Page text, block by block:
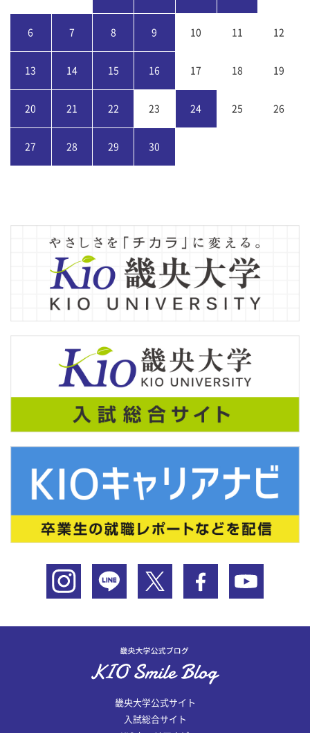
6 7 8 9 10 11 12
13 14 15 16 17 18 19
20 21 22 23 24 25 26
27 28 29 30
畿央大学公式サイト
入試総合サイト